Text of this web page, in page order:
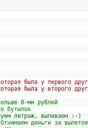
была у первого
была у второго
8-ми рублей
бутылок
литраж, выпиваем :-)
деньги за выпетое